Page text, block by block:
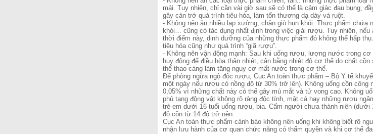
mái. Tuy nhiên, chỉ cần vài giờ sau sẽ có thể là cảm giác đau bụng,
gây cản trở quá trình tiêu hóa, làm tổn thương dạ dày và ruột.
- Không nên ăn nhiều lạp xưởng, chân giò hun khói. Thực phẩm chứa
khói… cũng có tác dụng nhất định trong việc giải rượu. Tuy nhiên,
thời điểm này, dinh dưỡng của những thực phẩm đó không thể hấp
tiêu hóa cũng như quá trình “giã rượu”.
- Không nên vận động mạnh: Sau khi uống rượu, lượng nước trong
huy động để điều hòa thân nhiệt, cân bằng nhiệt độ cơ thể do chất
thể thao càng làm tăng nguy cơ mất nước trong cơ thể.
Để phòng ngừa ngộ độc rượu, Cục An toàn thực phẩm – Bộ Y tế
một ngày nếu rượu có nồng độ từ 30% trở lên). Không uống cồn
0,05% vì những chất này có thể gây mù mắt và tử vong cao. Không
phủ tạng động vật không rõ ràng độc tính, mật cá hay những rượu
trẻ em dưới 16 tuổi uống rượu, bia. Cấm người chưa thành niên
độ cồn từ 14 độ trở nên.
Cục An toàn thực phẩm cảnh báo không nên uống khi không biết rõ
nhận lưu hành của cơ quan chức năng có thẩm quyền và khi cơ thể